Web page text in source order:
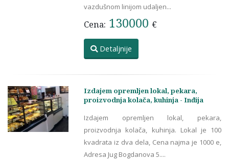
vazdušnom linijom udaljen...
Cena: 130000 €
Detaljnije
Izdajem opremljen lokal, pekara,
proizvodnja kolača, kuhinja - Inđija
Izdajem opremljen lokal, pekara,
proizvodnja kolača, kuhinja. Lokal je 100
kvadrata iz dva dela, Cena najma je 1000 e,
Adresa Jug Bogdanova 5....